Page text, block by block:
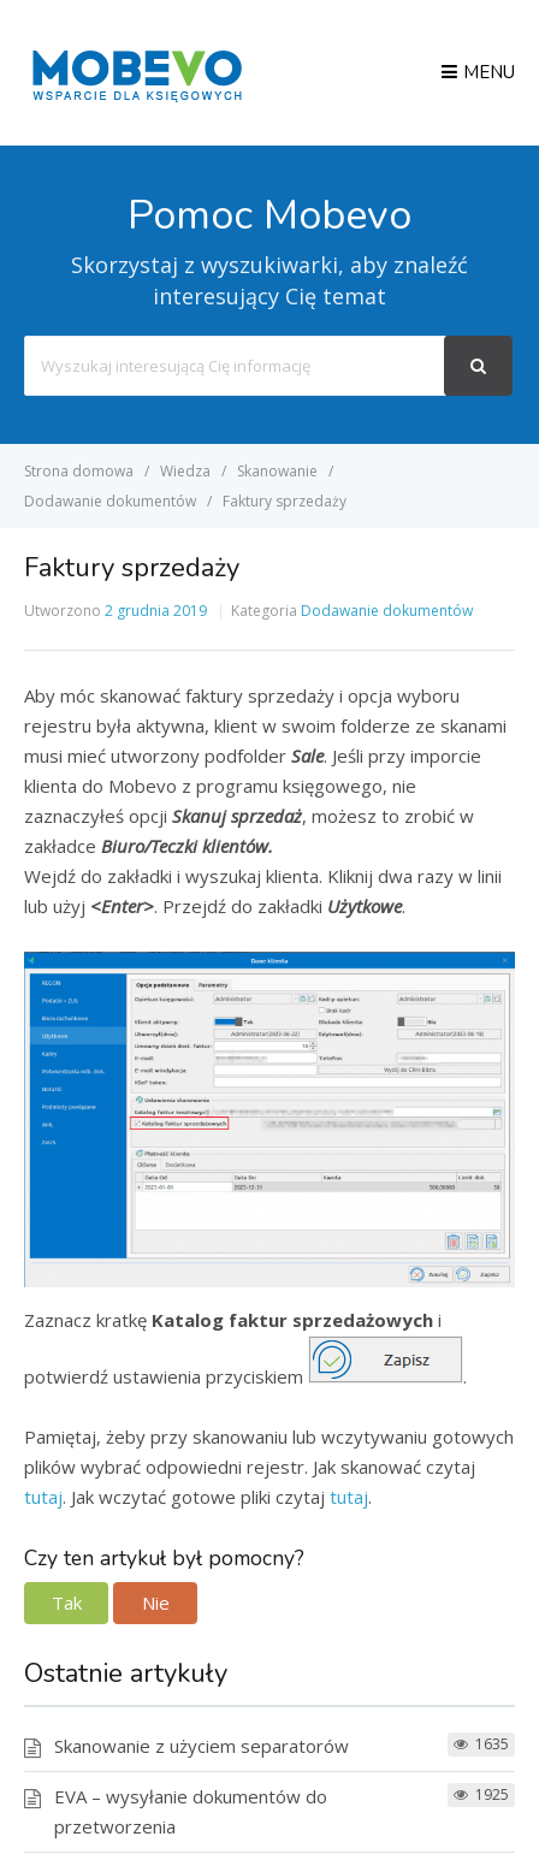
MENU
Pomoc Mobevo
Skorzystaj z wyszukiwarki, aby znaleźć
interesujący Cię temat
For
Strona domowa Wiedza
Skanowanie
Dodawanie dokumentów
Faktury sprzedaży
Faktury sprzedaży
Utworzono 2 grudnia 2019 Kategoria Dodawanie dokumentów
Aby móc skanować faktury sprzedaży i opcja wyboru
rejestru była aktywna, klient w swoim folderze ze skanami
musi mieć utworzony podfolder Sale. Jeśli przy imporcie
klienta do Mobevo z programu księgowego, nie
zaznaczyłeś opcji Skanuj sprzedaż, możesz to zrobić w
zakładce Biuro/Teczki klientów.
Wejdź do zakładki i wyszukaj klienta. Kliknij dwa razy w linii
lub użyj <Enter>. Przejdź do zakładki Użytkowe.
Zaznacz kratkę Katalog faktur sprzedażowych i
potwierdź ustawienia przyciskiem .
Pamiętaj, żeby przy skanowaniu lub wczytywaniu gotowych
plików wybrać odpowiedni rejestr. Jak skanować czytaj
tutaj. Jak wczytać gotowe pliki czytaj tutaj.
Czy ten artykuł był pomocny?
Tak Nie
Ostatnie artykuły
Skanowanie z użyciem separatorów 1635
EVA – wysyłanie dokumentów do
przetworzenia
1925